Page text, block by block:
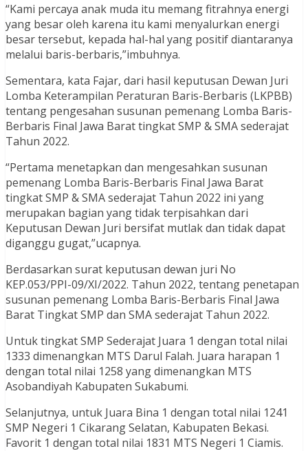
“Kami percaya anak muda itu memang fitrahnya energi
yang besar oleh karena itu kami menyalurkan energi
besar tersebut, kepada hal-hal yang positif diantaranya
melalui baris-berbaris,”imbuhnya.
Sementara, kata Fajar, dari hasil keputusan Dewan Juri
Lomba Keterampilan Peraturan Baris-Berbaris (LKPBB)
tentang pengesahan susunan pemenang Lomba Baris-
Berbaris Final Jawa Barat tingkat SMP & SMA sederajat
Tahun 2022.
“Pertama menetapkan dan mengesahkan susunan
pemenang Lomba Baris-Berbaris Final Jawa Barat
tingkat SMP & SMA sederajat Tahun 2022 ini yang
merupakan bagian yang tidak terpisahkan dari
Keputusan Dewan Juri bersifat mutlak dan tidak dapat
diganggu gugat,”ucapnya.
Berdasarkan surat keputusan dewan juri No
KEP.053/PPI-09/XI/2022. Tahun 2022, tentang penetapan
susunan pemenang Lomba Baris-Berbaris Final Jawa
Barat Tingkat SMP dan SMA sederajat Tahun 2022.
Untuk tingkat SMP Sederajat Juara 1 dengan total nilai
1333 dimenangkan MTS Darul Falah. Juara harapan 1
dengan total nilai 1258 yang dimenangkan MTS
Asobandiyah Kabupaten Sukabumi.
Selanjutnya, untuk Juara Bina 1 dengan total nilai 1241
SMP Negeri 1 Cikarang Selatan, Kabupaten Bekasi.
Favorit 1 dengan total nilai 1831 MTS Negeri 1 Ciamis.